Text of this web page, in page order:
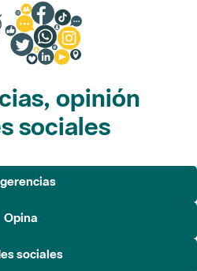
opinión
sociales
Opina
sociales